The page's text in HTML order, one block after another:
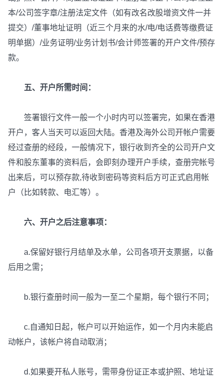
本/公司签字章/注册法定文件（如有改名改股增资文件一并
提交）/董事地址证明（近三个月来的水/电/电话费等缴费证
明单据）/业务证明/业务计划书/会计师签署的开户文件/预存
款。
五、开户所需时间：
签署银行文件一般一个小时内可以签署完，如果在香港
开户，客人当天可以返回大陆。香港及海外公司开帐户需要
经过查册的经段，一般情况下，银行收到齐全的公司开户文
件和股东董事的资料后，会即刻办理开户手续，查册完帐号
出来后，可以预存款,待收到密码等资料后方可正式启用帐
户（比如转款、电汇等）。
六、开户之后注意事项：
a.保留好银行月结单及水单，公司各项开支票据，以备
后用之需；
b.银行查册时间一般为一至二个星期，每个银行不同；
c.自通知日起，帐户可以开始运作，如一个月内未能启
动帐户，该帐户将自动取消；
d.如果要开私人账号，需带身份证正本或护照、地址证